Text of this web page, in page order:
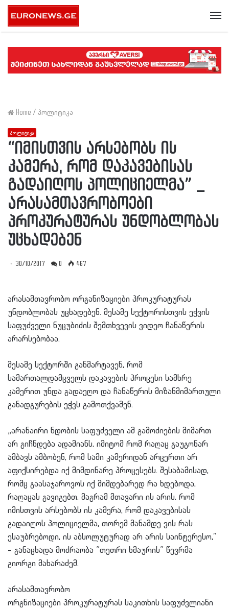
Home / პოლიტიკა
პოლიტიკა
“იმისთვის არსებობს ის
კამერა, რომ დაკავებისას
გადაიღოს პოლიციელმა” _
არასამთავრობოები
პროკურატურას უნდობლობას
უცხადებენ
30/10/2017 0 467
არასამთავრობო ორგანიზაციები პროკურატურას
უნდობლობას უცხადებენ. მესამე სექტორისთვის ეჭვის
საფუძველი ნუცუბიძის შემთხვევის ვიდეო ჩანაწერის
არარსებობაა.
მესამე სექტორში განმარტავენ, რომ
სამართალდამცველს დაკავების პროცესი სამხრე
კამერით უნდა გადაეღო და ჩანაწერის მიზანმიმართული
განადგურების ეჭვს გამოთქვამენ.
„არანაირი ნდობის საფუძველი ამ გამოძიების მიმართ
არ გიჩნდება ადამიანს, იმიტომ რომ რაღაც გაუგონარ
ამბავს ამბობენ, რომ სამი კამერიდან არცერთი არ
აფიქსირებდა იქ მიმდინარე პროცესებს. შესაბამისად,
რომც გაასაჯაროვოს იქ მიმდებარედ რა ხდებოდა,
რაღაცას გავიგებთ, მაგრამ მთავარი ის არის, რომ
იმისთვის არსებობს ის კამერა, რომ დაკავებისას
გადაიღოს პოლიციელმა, თორემ მანამდე ვის რას
ესაუბრებოდი, ის აბსოლუტურად არ არის საინტერესო,“
– განაცხადა მოძრაობა ”თეთრი ხმაურის” წევრმა
გიორგი მახარაძემ.
არასამთავრობო
ორგნიზაციები პროკურატურას საკითხის საფუძვლიანი